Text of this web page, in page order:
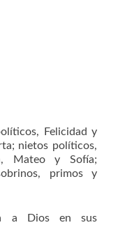
Felicidad y
nietos políticos,
Mateo y Sofía;
primos y
a Dios en sus